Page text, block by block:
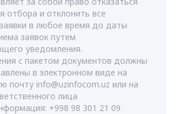
отбора и отклонить все
в любое время до даты
заявок путем
уведомления.
с пакетом документов должны
в электронном виде на
почту info@uzinfocom.uz или на
лица
+998 98 301 21 09